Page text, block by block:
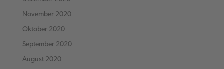
November 2020
Oktober 2020
September 2020
August 2020